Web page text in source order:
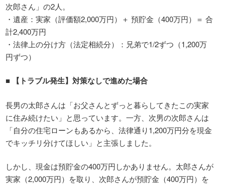
次郎さん」の2人。
・遺産：実家（評価額2,000万円）＋ 預貯金（400万円）＝ 合
計2,400万円
・法律上の分け方（法定相続分）：兄弟で1/2ずつ（1,200万
円ずつ）
■ 【トラブル発生】対策なしで進めた場合
長男の太郎さんは「お父さんとずっと暮らしてきたこの実家
に住み続けたい」と思っています。一方、次男の次郎さんは
「自分の住宅ローンもあるから、法律通り1,200万円分を現金
でキッチリ分けてほしい」と主張しました。
しかし、現金は預貯金の400万円しかありません。太郎さんが
実家（2,000万円）を取り、次郎さんが預貯金（400万円）を